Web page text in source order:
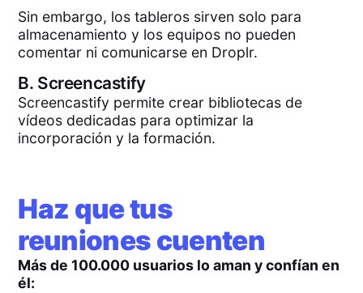
Sin embargo, los tableros sirven solo para
almacenamiento y los equipos no pueden
comentar ni comunicarse en Droplr.
B. Screencastify
Screencastify permite crear bibliotecas de
vídeos dedicadas para optimizar la
incorporación y la formación.
Haz que tus
reuniones cuenten
Más de 100.000 usuarios lo aman y confían en
él: